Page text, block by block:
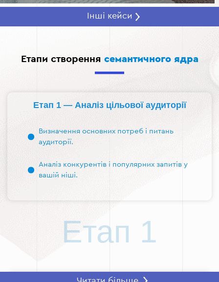
Інші кейси
Етапи створення семантичного ядра
Етап 1 — Аналіз цільової аудиторії
Визначення основних потреб і питань
аудиторії.
Аналіз конкурентів і популярних запитів у
вашій ніші.
Етап 1